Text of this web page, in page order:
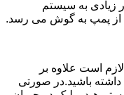
زیادی به سیستم
از پمپ به گوش می رسد.
است علاوه بر
باشید.در صورتی